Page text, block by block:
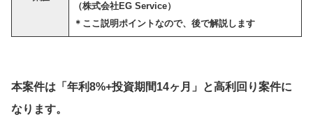
（株式会社EG Service）
＊ここ説明ポイントなので、後で解説します
本案件は「年利8%+投資期間14ヶ月」と高利回り案件に
なります。